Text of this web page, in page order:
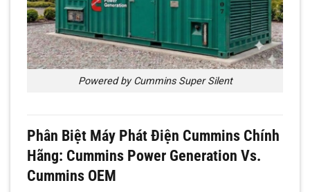
Powered by Cummins Super Silent
Phân Biệt Máy Phát Điện Cummins Chính
Hãng: Cummins Power Generation Vs.
Cummins OEM